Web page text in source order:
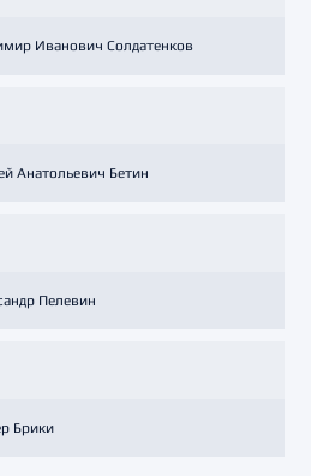
Иванович Солдатенков
Анатольевич Бетин
Пелевин
Брики